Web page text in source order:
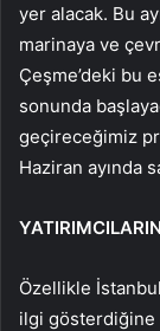
yer alacak. Bu
marinaya ve
Çeşme’deki bu
sonunda
geçireceğimiz
Haziran ayında
Özellikle
ilgi gösterdiğine